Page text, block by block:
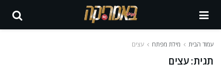
עמוד הבית מילת מפתח עצים
תגית:עצים